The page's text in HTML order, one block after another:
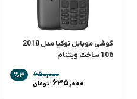
گوشی موبایل نوکیا مدل 2018
106 ساخت ویتنام
۶۵۰,۰۰۰
قیمت
۶۳۵,۰۰۰ تومان
%۳